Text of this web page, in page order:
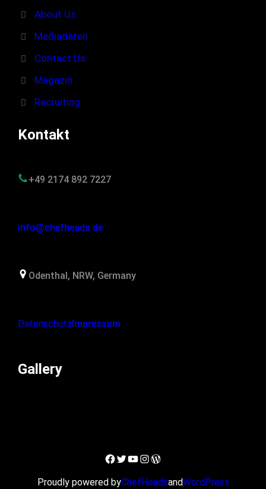
About Us
Mediadaten
Contact Us
Magazin
Recruiting
Kontakt
+49 2174 892 7227
info@chefheads.de
Odenthal, NRW, Germany
DatenschutzImpressum
Gallery
Facebook
Twitter
YouTube
Instagram
WordPress
Proudly powered byChefHeadsandWordPress